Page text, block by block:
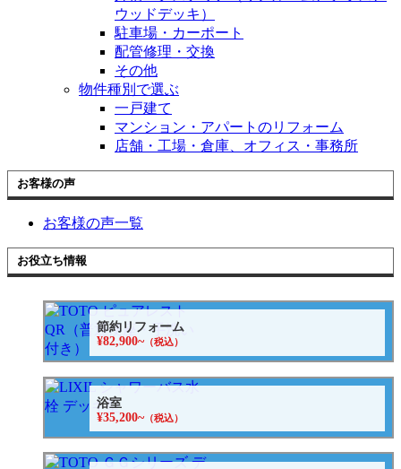
ウッドデッキ）
駐車場・カーポート
配管修理・交換
その他
物件種別で選ぶ
一戸建て
マンション・アパートのリフォーム
店舗・工場・倉庫、オフィス・事務所
お客様の声
お客様の声一覧
お役立ち情報
節約リフォーム
¥82,900~（税込）
浴室
¥35,200~（税込）